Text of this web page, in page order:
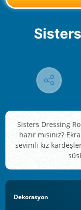
Sisters Dressing
hazır mısınız?
sevimli kız
Dekorasyon